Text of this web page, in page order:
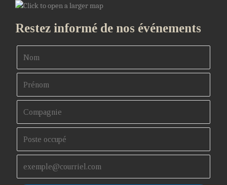
Restez informé de nos événements